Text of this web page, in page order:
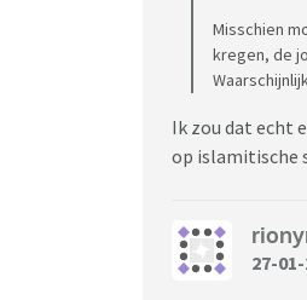
Misschien
kregen, de
Ik zou dat echt
op islamitische
27-